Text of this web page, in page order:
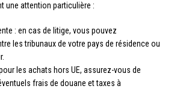
une attention particulière :
: en cas de litige, vous pouvez
les tribunaux de votre pays de résidence ou
les achats hors UE, assurez-vous de
frais de douane et taxes à